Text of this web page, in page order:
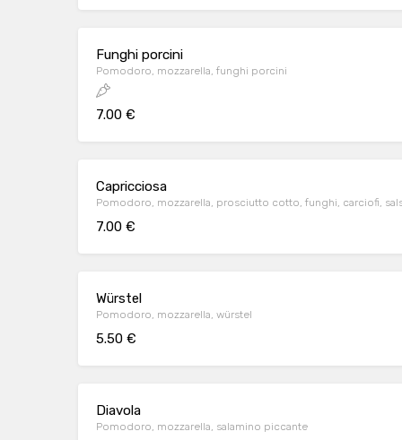
Funghi porcini
Pomodoro, mozzarella, funghi porcini
7.00 €
Capricciosa
Pomodoro, mozzarella, prosciutto cotto, funghi, carciofi,
7.00 €
Würstel
Pomodoro, mozzarella, würstel
5.50 €
Diavola
Pomodoro, mozzarella, salamino piccante